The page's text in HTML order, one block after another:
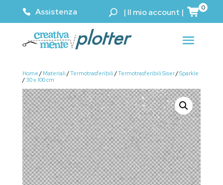
Assistenza | Il mio account | 0
Home / Materiali /Termotrasferibili /Termotrasferibili Siser/Sparkle
/ 30 x 100 cm